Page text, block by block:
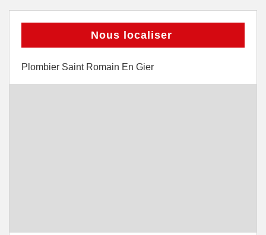
Nous localiser
Plombier Saint Romain En Gier